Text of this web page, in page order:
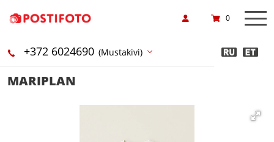
+372 6024690 (Mustakivi)
0
MARIPLAN